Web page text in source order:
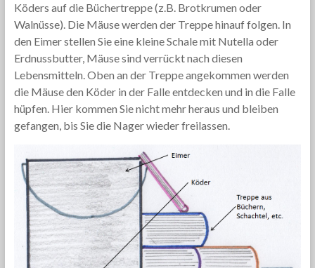
Köders auf die Büchertreppe (z.B. Brotkrumen oder
Walnüsse). Die Mäuse werden der Treppe hinauf folgen. In
den Eimer stellen Sie eine kleine Schale mit Nutella oder
Erdnussbutter, Mäuse sind verrückt nach diesen
Lebensmitteln. Oben an der Treppe angekommen werden
die Mäuse den Köder in der Falle entdecken und in die Falle
hüpfen. Hier kommen Sie nicht mehr heraus und bleiben
gefangen, bis Sie die Nager wieder freilassen.